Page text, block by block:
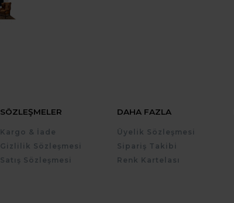
SÖZLEŞMELER
Kargo & İade
Gizlilik Sözleşmesi
Satış Sözleşmesi
DAHA FAZLA
Üyelik Sözleşmesi
Sipariş Takibi
Renk Kartelası